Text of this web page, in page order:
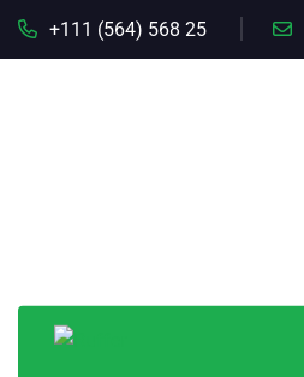
+111 (564) 568 25